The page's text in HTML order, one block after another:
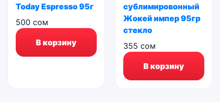
Today Espresso 95г
500 сом
В корзину
сублимировонный
Жокей импер 95гр
стекло
355 сом
В корзину